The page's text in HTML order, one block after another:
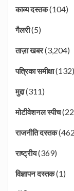
काव्य दस्तक(104)
गैलरी(5)
ताज़ा खबर(3,204)
पत्रिका समीक्षा(132)
मुद्दा(311)
मोटीवेशनल स्पीच
राजनीति दस्तक
राष्ट्रीय(369)
विज्ञापन दस्तक(1)